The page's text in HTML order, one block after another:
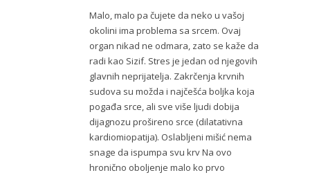
Malo, malo pa čujete da neko u vašoj
okolini ima problema sa srcem. Ovaj
organ nikad ne odmara, zato se kaže da
radi kao Sizif. Stres je jedan od njegovih
glavnih neprijatelja. Zakrčenja krvnih
sudova su možda i najčešća boljka koja
pogađa srce, ali sve više ljudi dobija
dijagnozu prošireno srce (dilatativna
kardiomiopatija). Oslabljeni mišić nema
snage da ispumpa svu krv Na ovo
hronično oboljenje malo ko prvo